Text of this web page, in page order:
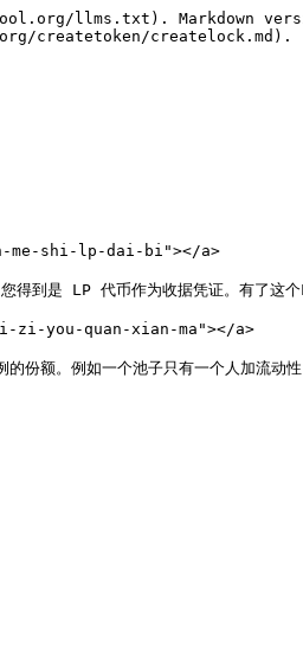
llms.txt). Markdown
createtoken/createlock.md).
me-shi-lp-dai-bi"></a>
LP 代币作为收据凭证。有了这个LP
zi-you-quan-xian-ma"></a>
份额。例如一个池子只有一个人加流动